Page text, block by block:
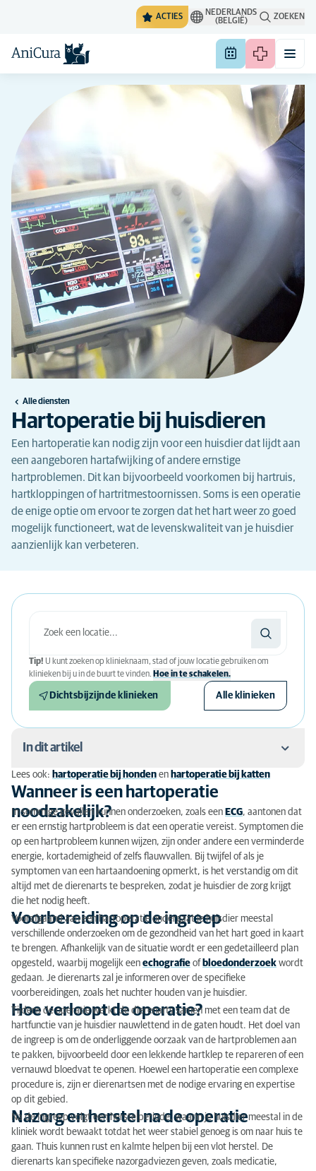
ACTIES
NEDERLANDS
(BELGIË)
ZOEKEN
Alle diensten
Hartoperatie bij huisdieren
Een hartoperatie kan nodig zijn voor een huisdier dat lijdt aan
een aangeboren hartafwijking of andere ernstige
hartproblemen. Dit kan bijvoorbeeld voorkomen bij hartruis,
hartkloppingen of hartritmestoornissen. Soms is een operatie
de enige optie om ervoor te zorgen dat het hart weer zo goed
mogelijk functioneert, wat de levenskwaliteit van je huisdier
aanzienlijk kan verbeteren.
Tip! U kunt zoeken op klinieknaam, stad of jouw locatie gebruiken om
klinieken bij u in de buurt te vinden. Hoe in te schakelen.
Dichtsbijzijnde klinieken Alle klinieken
In dit artikel
Wanneer is een hartoperatie noodzakelijk?
Voorbereiding op de ingreep
Hoe verloopt de operatie?
Nazorg en herstel na de operatie
Voor- en nadelen van een hartoperatie
Wat kost een hartoperatie?
Vragen of twijfels?
Lees ook: hartoperatie bij honden en hartoperatie bij katten
Wanneer is een hartoperatie
noodzakelijk?
In sommige gevallen kunnen onderzoeken, zoals een ECG, aantonen dat
er een ernstig hartprobleem is dat een operatie vereist. Symptomen die
op een hartprobleem kunnen wijzen, zijn onder andere een verminderde
energie, kortademigheid of zelfs flauwvallen. Bij twijfel of als je
symptomen van een hartaandoening opmerkt, is het verstandig om dit
altijd met de dierenarts te bespreken, zodat je huisdier de zorg krijgt
die het nodig heeft.
Voorbereiding op de ingreep
Voorafgaand aan een hartoperatie ondergaat je huisdier meestal
verschillende onderzoeken om de gezondheid van het hart goed in kaart
te brengen. Afhankelijk van de situatie wordt er een gedetailleerd plan
opgesteld, waarbij mogelijk een echografie ofbloedonderzoek wordt
gedaan. Je dierenarts zal je informeren over de specifieke
voorbereidingen, zoals het nuchter houden van je huisdier.
Hoe verloopt de operatie?
Tijdens de operatie werkt de dierenarts samen met een team dat de
hartfunctie van je huisdier nauwlettend in de gaten houdt. Het doel van
de ingreep is om de onderliggende oorzaak van de hartproblemen aan
te pakken, bijvoorbeeld door een lekkende hartklep te repareren of een
vernauwd bloedvat te openen. Hoewel een hartoperatie een complexe
procedure is, zijn er dierenartsen met de nodige ervaring en expertise
op dit gebied.
Nazorg en herstel na de operatie
Na de ingreep volgt een herstelperiode, waarin je huisdier meestal in de
kliniek wordt bewaakt totdat het weer stabiel genoeg is om naar huis te
gaan. Thuis kunnen rust en kalmte helpen bij een vlot herstel. De
dierenarts kan specifieke nazorgadviezen geven, zoals medicatie,